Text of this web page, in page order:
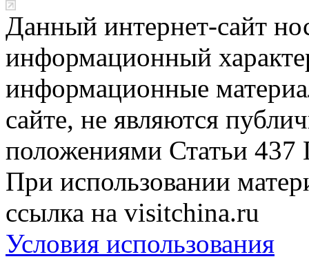
Данный интернет-сайт
информационный
информационные
сайте, не являются
положениями Статьи 437
При использовании
ссылка на visitchina.ru
Условия использования